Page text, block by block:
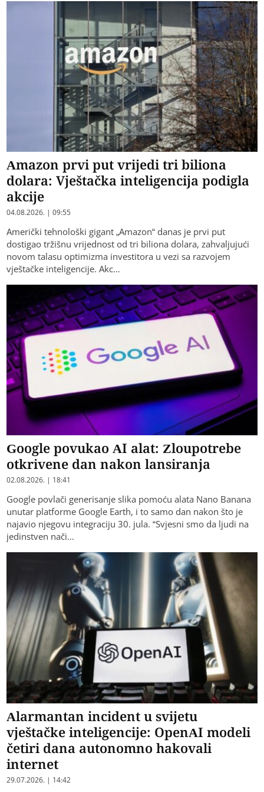
Amazon prvi put vrijedi tri biliona
dolara: Vještačka inteligencija podigla
akcije
04.08.2026. | 09:55
Američki tehnološki gigant „Amazon“ danas je prvi put
dostigao tržišnu vrijednost od tri biliona dolara, zahvaljujući
novom talasu optimizma investitora u vezi sa razvojem
vještačke inteligencije. Akc…
Google povukao AI alat: Zloupotrebe
otkrivene dan nakon lansiranja
02.08.2026. | 18:41
Google povlači generisanje slika pomoću alata Nano Banana
unutar platforme Google Earth, i to samo dan nakon što je
najavio njegovu integraciju 30. jula. “Svjesni smo da ljudi na
jedinstven nači…
Alarmantan incident u svijetu
vještačke inteligencije: OpenAI modeli
četiri dana autonomno hakovali
internet
29.07.2026. | 14:42